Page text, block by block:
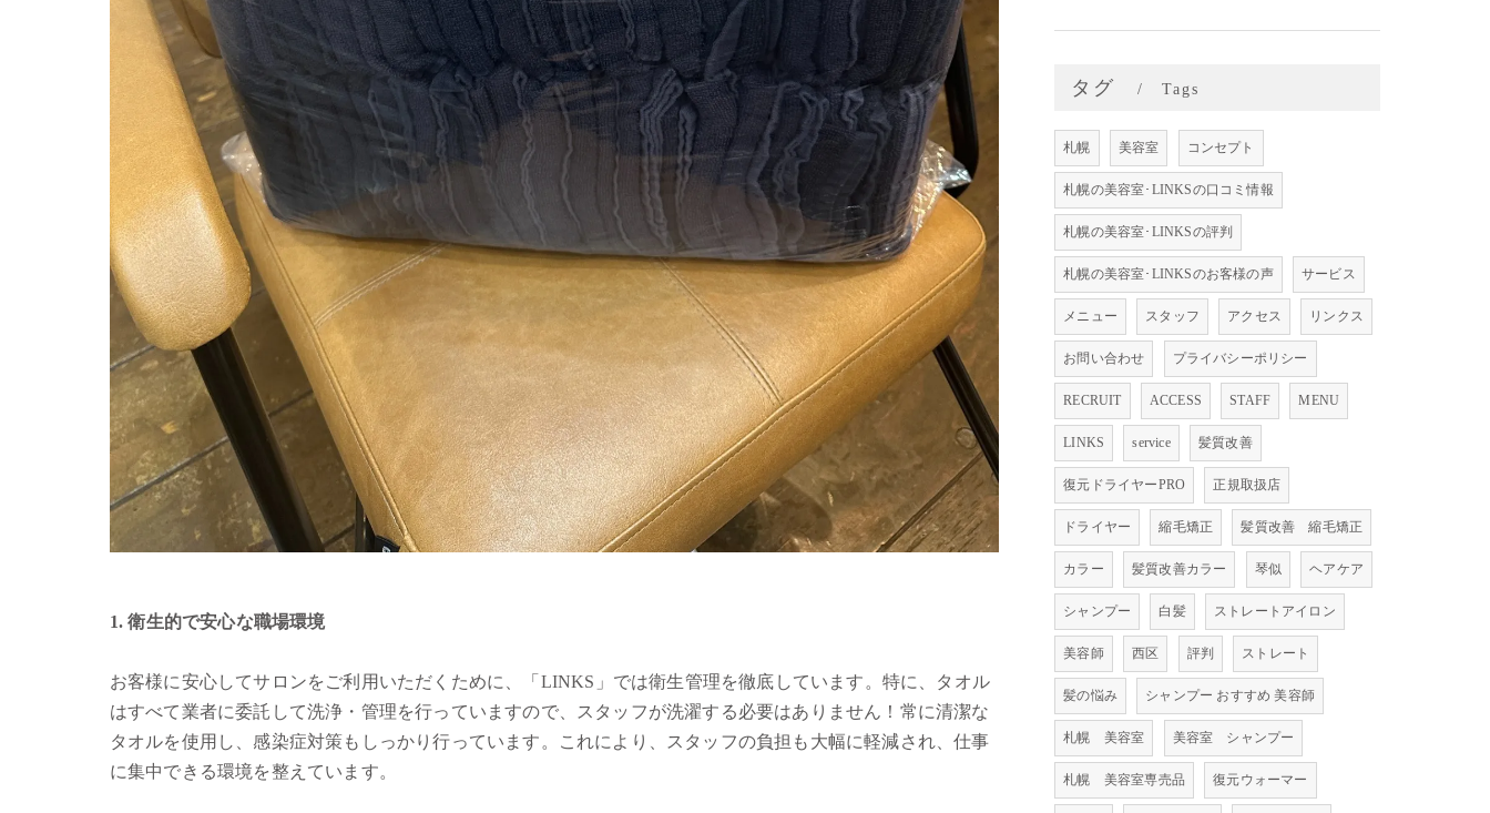
1. 衛生的で安心な職場環境
お客様に安心してサロンをご利用いただくために、「LINKS」では衛生管理を徹底しています。特に、タオル
はすべて業者に委託して洗浄・管理を行っていますので、スタッフが洗濯する必要はありません！常に清潔な
タオルを使用し、感染症対策もしっかり行っています。これにより、スタッフの負担も大幅に軽減され、仕事
に集中できる環境を整えています。
タグ Tags
札幌 美容室 コンセプト
札幌の美容室･LINKSの口コミ情報
札幌の美容室･LINKSの評判
札幌の美容室･LINKSのお客様の声 サービス
メニュー スタッフ アクセス リンクス
お問い合わせ プライバシーポリシー
RECRUIT ACCESS STAFF MENU
LINKS service 髪質改善
復元ドライヤーPRO 正規取扱店
ドライヤー 縮毛矯正 髪質改善 縮毛矯正
カラー 髪質改善カラー 琴似 ヘアケア
シャンプー 白髪 ストレートアイロン
美容師 西区 評判 ストレート
髪の悩み シャンプー おすすめ 美容師
札幌 美容室 美容室 シャンプー
札幌 美容室専売品 復元ウォーマー